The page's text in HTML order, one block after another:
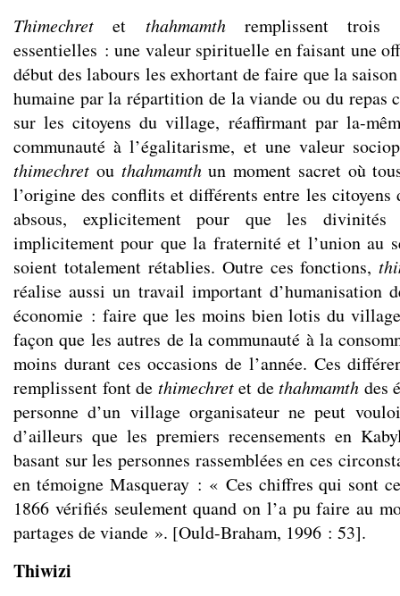
Thimechret et thahmamthremplissent trois
essentielles : une valeur spirituelle en faisant une
début des labours les exhortant de faire que la
humaine par la répartition de la viande ou du
sur les citoyens du village, réaffirmant par la-
communauté à l’égalitarisme, et une valeur
thimechret ou thahmamthun moment sacret où
l’origine des conflits et différents entre les
absous, explicitement pour que les divinités
implicitement pour que la fraternité et l’union au
soient totalement rétablies. Outre ces fonctions,
réalise aussi un travail important d’humanisation
économie : faire que les moins bien lotis du
façon que les autres de la communauté à la
moins durant ces occasions de l’année. Ces
remplissent font de thimechretet dethahmamth des
personne d’un village organisateur ne peut
d’ailleurs que les premiers recensements en
basant sur les personnes rassemblées en ces
en témoigne Masqueray : « Ces chiffres qui sont
1866 vérifiés seulement quand on l’a pu faire au
partages de viande ». [Ould-Braham, 1996 : 53].
Thiwizi